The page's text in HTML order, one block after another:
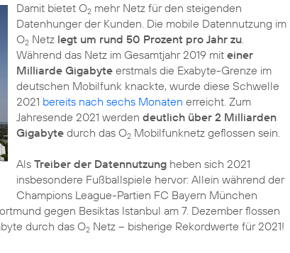
Damit bietet O2mehr Netz für den steigenden
Datenhunger der Kunden. Die mobile Datennutzung im
O2Netz legt um rund 50 Prozent pro Jahr zu.
Während das Netz im Gesamtjahr 2019 mit einer
Milliarde Gigabyteerstmals die Exabyte-Grenze im
deutschen Mobilfunk knackte, wurde diese Schwelle
2021 bereits nach sechs Monaten erreicht. Zum
Jahresende 2021 werden deutlich über 2 Milliarden
Gigabytedurch das O2Mobilfunknetz geflossen sein.
Als Treiber der Datennutzungheben sich 2021
insbesondere Fußballspiele hervor: Allein während der
Champions League-Partien FC Bayern München
gegen Besiktas Istanbul am 7. Dezember flossen
durch das O2 Netz – bisherige Rekordwerte für 2021!